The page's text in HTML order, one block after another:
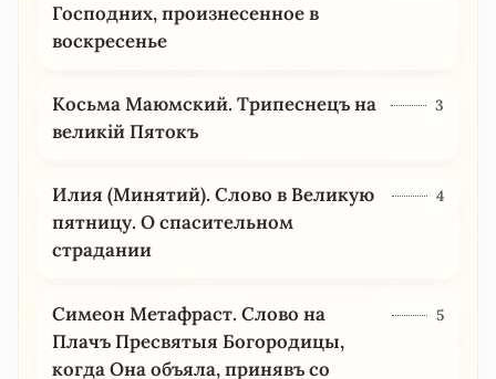
Господних, произнесенное в
воскресенье
Косьма Маюмский. Трипеснецъ на
великій Пятокъ
3
Илия (Минятий). Слово в Великую
пятницу. О спасительном
страдании
4
Симеон Метафраст. Слово на
Плачъ Пресвятыя Богородицы,
когда Она объяла, принявъ со
5